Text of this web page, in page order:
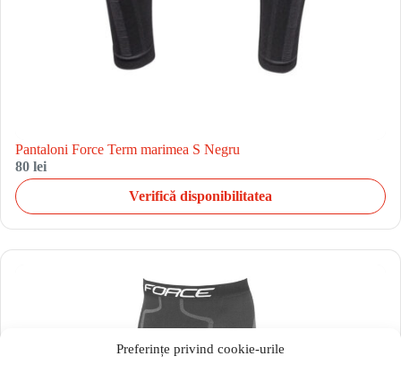
Preferințe privind cookie-urile
Pantaloni Force Term marimea S Negru
80 lei
Verifică disponibilitatea